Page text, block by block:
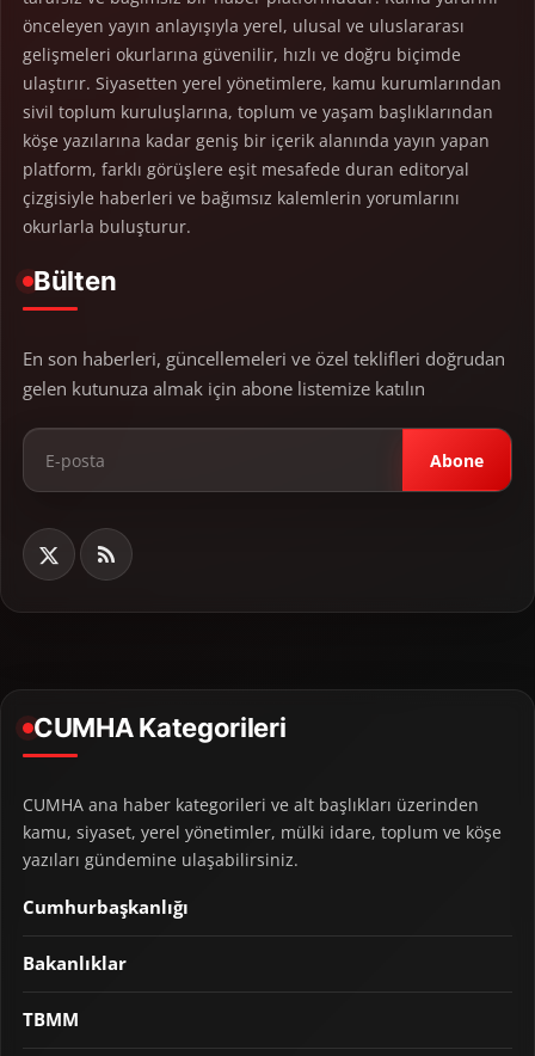
önceleyen yayın anlayışıyla yerel, ulusal ve uluslararası
gelişmeleri okurlarına güvenilir, hızlı ve doğru biçimde
ulaştırır. Siyasetten yerel yönetimlere, kamu kurumlarından
sivil toplum kuruluşlarına, toplum ve yaşam başlıklarından
köşe yazılarına kadar geniş bir içerik alanında yayın yapan
platform, farklı görüşlere eşit mesafede duran editoryal
çizgisiyle haberleri ve bağımsız kalemlerin yorumlarını
okurlarla buluşturur.
Bülten
En son haberleri, güncellemeleri ve özel teklifleri doğrudan
gelen kutunuza almak için abone listemize katılın
Abone
CUMHA Kategorileri
CUMHA ana haber kategorileri ve alt başlıkları üzerinden
kamu, siyaset, yerel yönetimler, mülki idare, toplum ve köşe
yazıları gündemine ulaşabilirsiniz.
Cumhurbaşkanlığı
Bakanlıklar
TBMM